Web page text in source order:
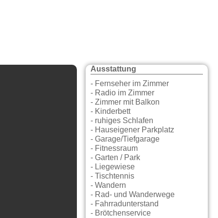
Ausstattung
- Fernseher im Zimmer
- Radio im Zimmer
- Zimmer mit Balkon
- Kinderbett
- ruhiges Schlafen
- Hauseigener Parkplatz
- Garage/Tiefgarage
- Fitnessraum
- Garten / Park
- Liegewiese
- Tischtennis
- Wandern
- Rad- und Wanderwege
- Fahrradunterstand
- Brötchenservice